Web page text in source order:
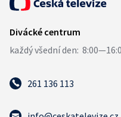
261 136 113